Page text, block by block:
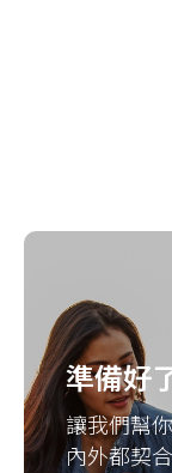
準備好
讓我們幫
內外都契